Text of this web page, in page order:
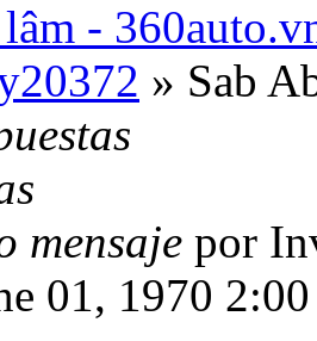
-
» Sab
mensaje por
01, 1970